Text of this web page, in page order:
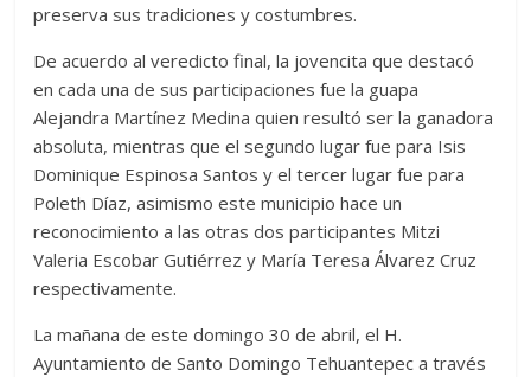
preserva sus tradiciones y costumbres.
De acuerdo al veredicto final, la jovencita que destacó
en cada una de sus participaciones fue la guapa
Alejandra Martínez Medina quien resultó ser la ganadora
absoluta, mientras que el segundo lugar fue para Isis
Dominique Espinosa Santos y el tercer lugar fue para
Poleth Díaz, asimismo este municipio hace un
reconocimiento a las otras dos participantes Mitzi
Valeria Escobar Gutiérrez y María Teresa Álvarez Cruz
respectivamente.
La mañana de este domingo 30 de abril, el H.
Ayuntamiento de Santo Domingo Tehuantepec a través